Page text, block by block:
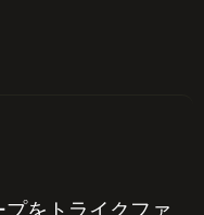
をトライクファ